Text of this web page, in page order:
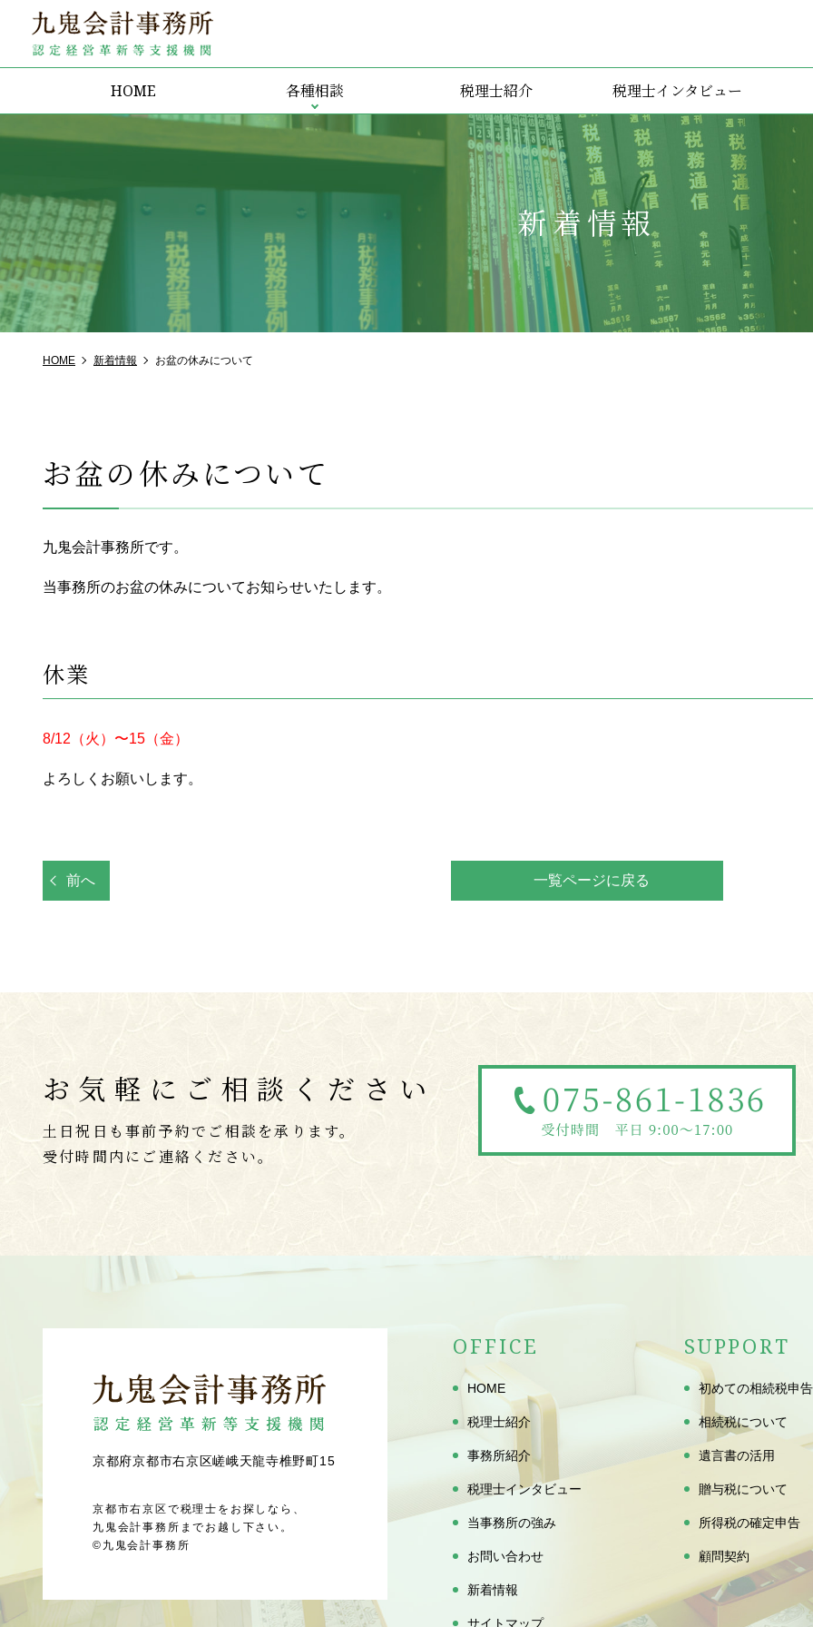
HOME 各種相談 税理士紹介 税理士インタビュー
新着情報
HOME 新着情報 お盆の休みについて
お盆の休みについて
九鬼会計事務所です。
当事務所のお盆の休みについてお知らせいたします。
休業
8/12（火）〜15（金）
よろしくお願いします。
前へ 一覧ページに戻る
お気軽にご相談ください
土日祝日も事前予約でご相談を承ります。
受付時間内にご連絡ください。
OFFICE
HOME
税理士紹介
事務所紹介
税理士インタビュー
当事務所の強み
お問い合わせ
新着情報
サイトマップ
SUPPORT
初めての相続税申
相続税について
遺言書の活用
贈与税について
所得税の確定申告
顧問契約
京都府京都市右京区嵯峨天龍寺椎野町15
京都市右京区で税理士をお探しなら、
九鬼会計事務所までお越し下さい。
©九鬼会計事務所